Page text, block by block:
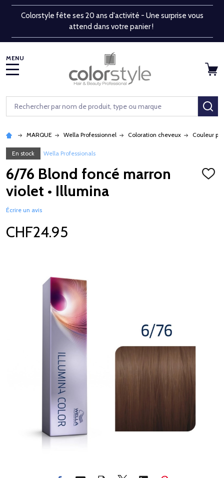
Colorstyle fête ses 20 ans d'activité - Une surprise vous
attend dans votre panier !
Rechercher
MARQUE Wella Professionnel Coloration cheveux Couleur
En stock Wella Professionals
6/76 Blond foncé marron
violet • Illumina
Écrire un avis
CHF24.95